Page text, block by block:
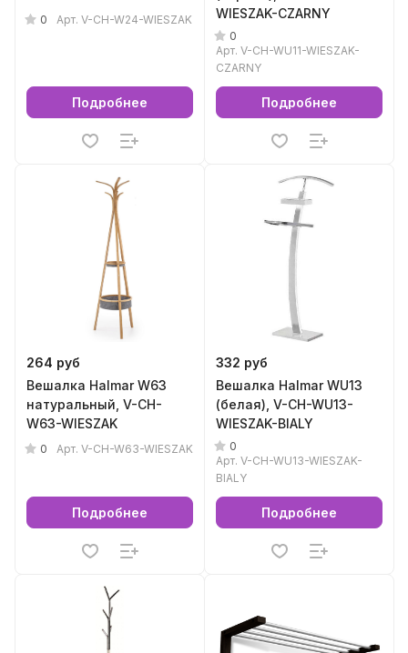
0 Арт. V-CH-W24-WIESZAK
Подробнее
WIESZAK-CZARNY
0
Арт. V-CH-WU11-WIESZAK-
CZARNY
Подробнее
264 руб
Вешалка Halmar W63
натуральный, V-CH-
W63-WIESZAK
0 Арт. V-CH-W63-WIESZAK
Подробнее
332 руб
Вешалка Halmar WU13
(белая), V-CH-WU13-
WIESZAK-BIALY
0
Арт. V-CH-WU13-WIESZAK-
BIALY
Подробнее